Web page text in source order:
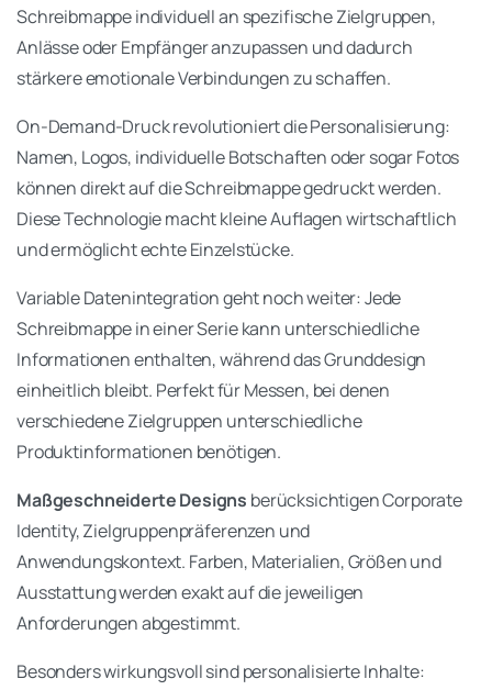
Schreibmappe individuell an spezifische Zielgruppen,
Anlässe oder Empfänger anzupassen und dadurch
stärkere emotionale Verbindungen zu schaffen.
On-Demand-Druck revolutioniert die Personalisierung:
Namen, Logos, individuelle Botschaften oder sogar Fotos
können direkt auf die Schreibmappe gedruckt werden.
Diese Technologie macht kleine Auflagen wirtschaftlich
und ermöglicht echte Einzelstücke.
Variable Datenintegration geht noch weiter: Jede
Schreibmappe in einer Serie kann unterschiedliche
Informationen enthalten, während das Grunddesign
einheitlich bleibt. Perfekt für Messen, bei denen
verschiedene Zielgruppen unterschiedliche
Produktinformationen benötigen.
Maßgeschneiderte Designs berücksichtigen Corporate
Identity, Zielgruppenpräferenzen und
Anwendungskontext. Farben, Materialien, Größen und
Ausstattung werden exakt auf die jeweiligen
Anforderungen abgestimmt.
Besonders wirkungsvoll sind personalisierte Inhalte: